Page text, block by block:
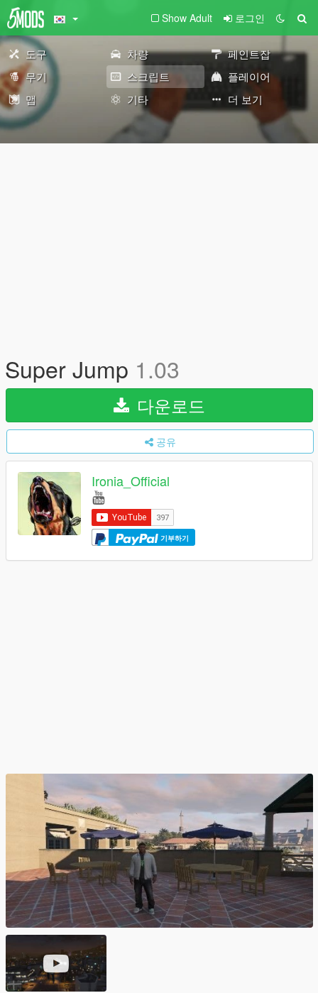
Show Adult 로그인
도구 차량
페인트잡
무기
스크립트
플레이어
맵
기타 더 보기
Super Jump 1.03
다운로드
공유
Ironia_Official
기부하기